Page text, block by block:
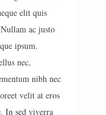
elit quis
ac justo
ipsum.
nec,
nibh nec
velit at eros
In sed viverra